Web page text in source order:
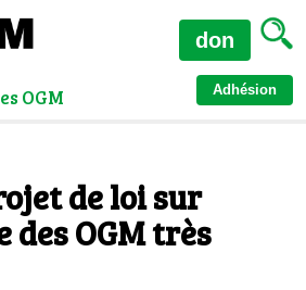
OGM
Adhésion
don
de loi sur
des OGM très